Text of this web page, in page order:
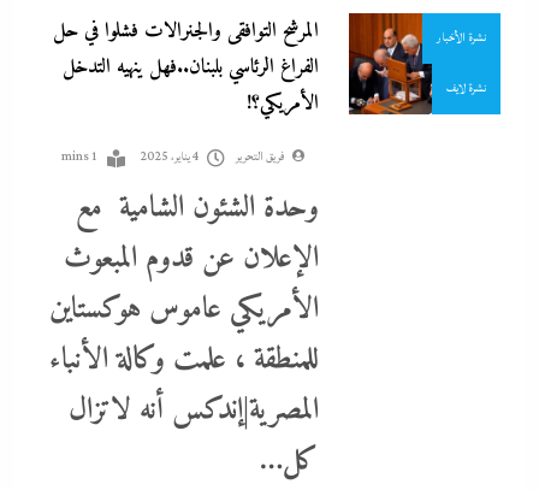
نشرة الأخبار
نشرة لايف
المرشح التوافقى والجنرالات فشلوا في حل
الفراغ الرئاسي بلبنان..فهل ينهيه التدخل
الأمريكي؟!
فريق التحرير 4 يناير، 2025 1 mins
وحدة الشئون الشامية مع
الإعلان عن قدوم المبعوث
الأمريكي عاموس هوكستاين
للمنطقة ، علمت وكالة الأنباء
المصرية|إندكس أنه لاتزال
كل…
كيف فجر خروج سفينة التغييز المحترقة في دمياط أزمة جديدة في وجه